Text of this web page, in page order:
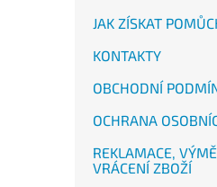
JAK ZÍSKAT
KONTAKTY
OBCHODNÍ
OCHRANA
REKLAMACE,
VRÁCENÍ ZBOŽÍ